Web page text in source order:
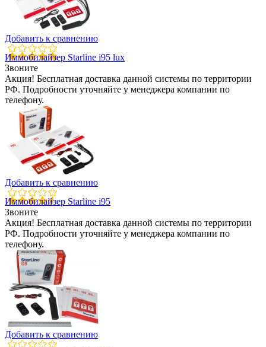
Добавить к сравнению
Иммобилайзер Starline i95 lux
Звоните
Акция! Бесплатная доставка данной системы по территории
РФ. Подробности уточняйте у менеджера компании по
телефону.
Добавить к сравнению
Иммобилайзер Starline i95
Звоните
Акция! Бесплатная доставка данной системы по территории
РФ. Подробности уточняйте у менеджера компании по
телефону.
Добавить к сравнению